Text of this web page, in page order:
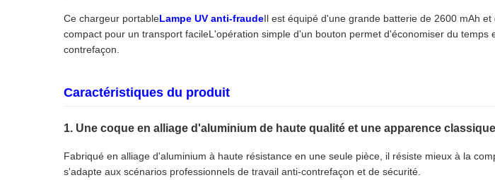
Ce chargeur portableLampe UV anti-fraudeIl est équipé d'une grande batterie de 2600 mAh
compact pour un transport facileL'opération simple d'un bouton permet d'économiser du temps
contrefaçon.
Caractéristiques du produit
1. Une coque en alliage d'aluminium de haute qualité et une apparence classique
Fabriqué en alliage d'aluminium à haute résistance en une seule pièce, il résiste mieux à la
s'adapte aux scénarios professionnels de travail anti-contrefaçon et de sécurité.